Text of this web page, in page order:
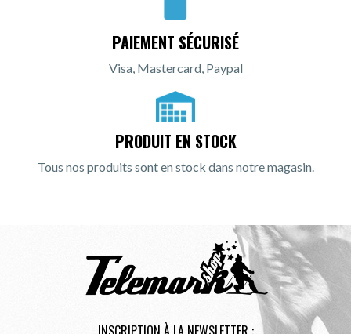
PAIEMENT SÉCURISÉ
Visa, Mastercard, Paypal
PRODUIT EN STOCK
Tous nos produits sont en stock dans notre magasin.